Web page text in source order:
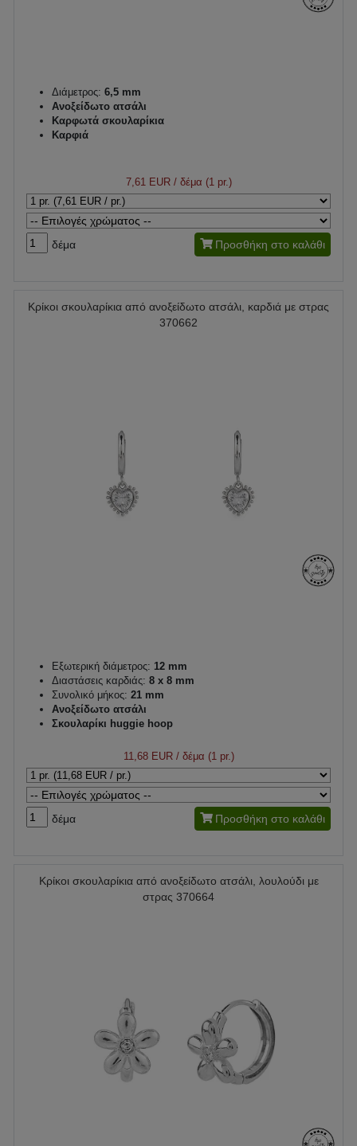
Διάμετρος: 6,5 mm
Ανοξείδωτο ατσάλι
Καρφωτά σκουλαρίκια
Καρφιά
7,61 EUR/ δέμα (1 pr.)
δέμα Προσθήκη στο καλάθι
Κρίκοι σκουλαρίκια από ανοξείδωτο ατσάλι, καρδιά με στρας
370662
Εξωτερική διάμετρος: 12 mm
Διαστάσεις καρδιάς: 8 x 8 mm
Συνολικό μήκος: 21 mm
Ανοξείδωτο ατσάλι
Σκουλαρίκι huggie hoop
11,68 EUR/ δέμα (1 pr.)
δέμα Προσθήκη στο καλάθι
Κρίκοι σκουλαρίκια από ανοξείδωτο ατσάλι, λουλούδι με
στρας 370664